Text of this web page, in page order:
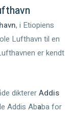
, i Etiopiens
Lufthavn til en
er kendt
diktererAddis
Addis Ababa for